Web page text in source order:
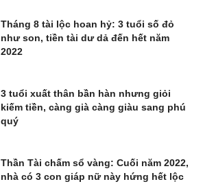
Tháng 8 tài lộc hoan hỷ: 3 tuổi số đỏ
như son, tiền tài dư dả đến hết năm
2022
3 tuổi xuất thân bần hàn nhưng giỏi
kiếm tiền, càng già càng giàu sang phú
quý
Thần Tài chấm sổ vàng: Cuối năm 2022,
nhà có 3 con giáp nữ này hứng hết lộc